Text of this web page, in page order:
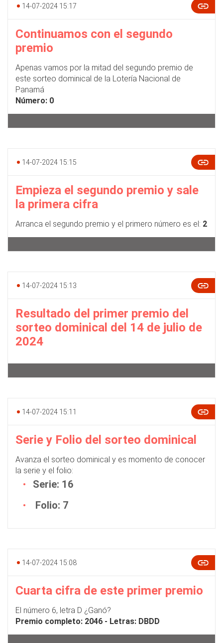
14-07-2024 15:17
Continuamos con el segundo
premio
Apenas vamos por la mitad del segundo premio de
este sorteo dominical de la Lotería Nacional de
Panamá
Número: 0
14-07-2024 15:15
Empieza el segundo premio y sale
la primera cifra
Arranca el segundo premio y el primero número es el: 2
14-07-2024 15:13
Resultado del primer premio del
sorteo dominical del 14 de julio de
2024
14-07-2024 15:11
Serie y Folio del sorteo dominical
Avanza el sorteo dominical y es momento de conocer
la serie y el folio:
Serie: 16
Folio: 7
14-07-2024 15:08
Cuarta cifra de este primer premio
El número 6, letra D ¿Ganó?
Premio completo: 2046 - Letras: DBDD